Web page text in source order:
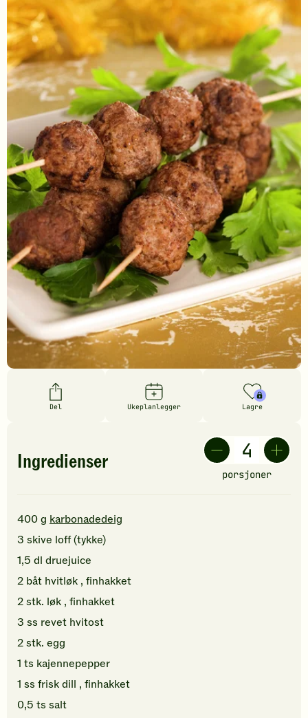
Del Ukeplanlegger Lagre
Ingredienser
porsjoner
400g karbonadedeig
3 skive loff(tykke)
1,5 dl druejuice
2 båt hvitløk , finhakket
2stk. løk , finhakket
3 ss revet hvitost
2stk. egg
1 ts kajennepepper
1 ss frisk dill , finhakket
0,5 ts salt